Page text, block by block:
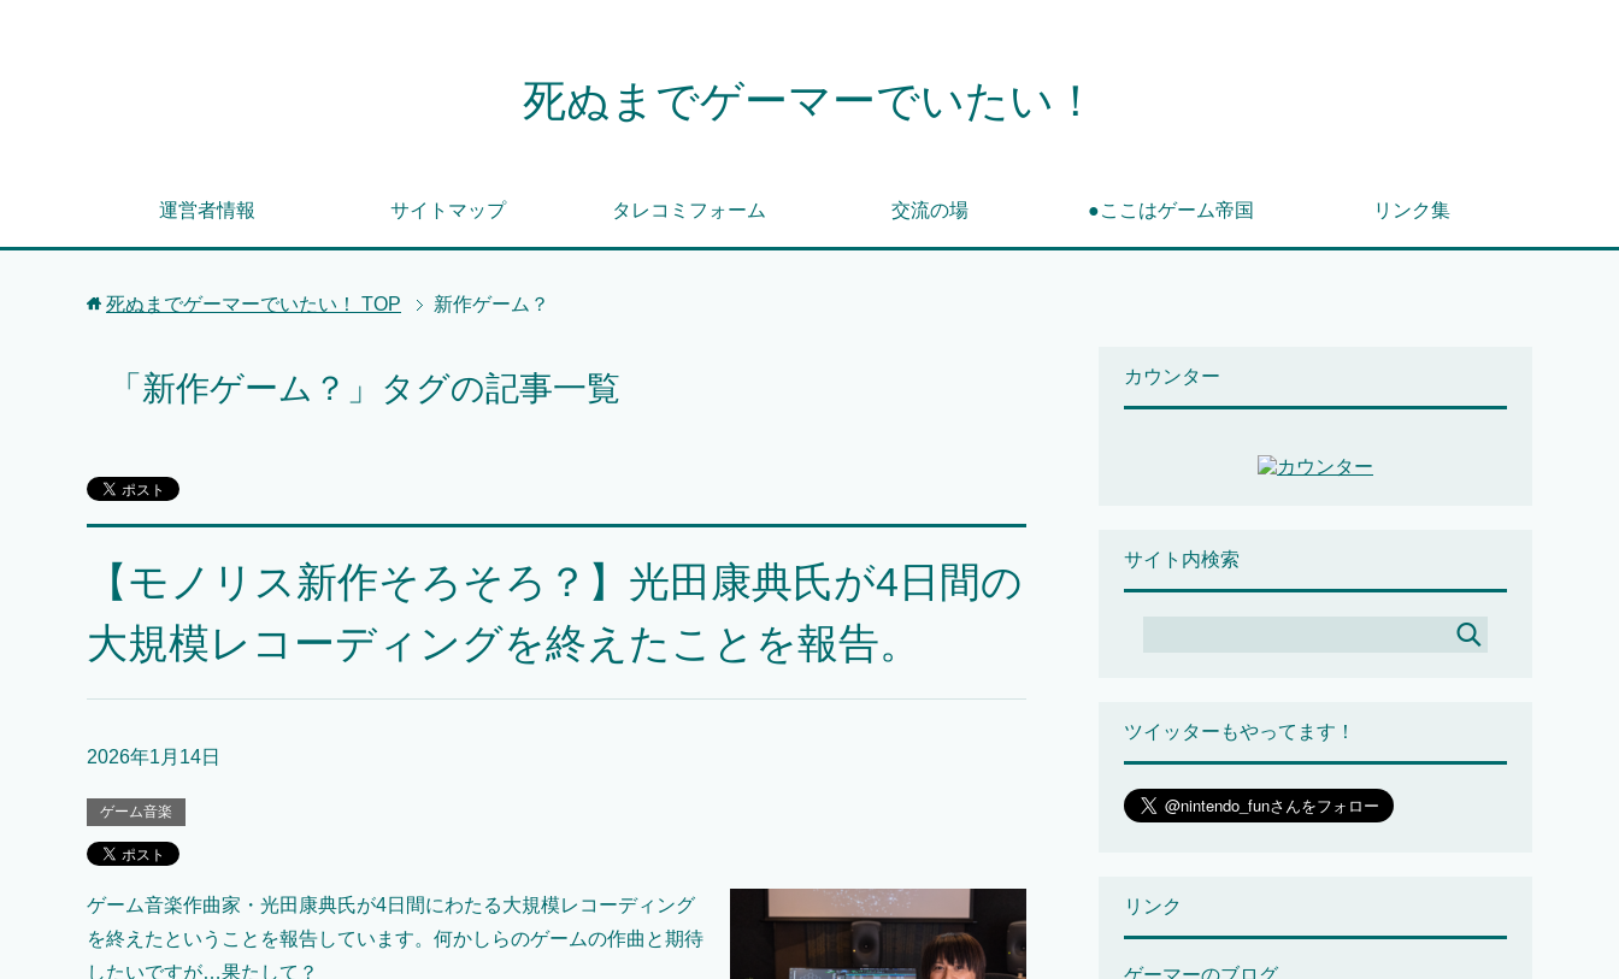
死ぬまでゲーマーでいたい！
運営者情報 サイトマップ タレコミフォーム 交流の場 ●ここはゲーム帝国 リンク集
死ぬまでゲーマーでいたい！ TOP 新作ゲーム？
「新作ゲーム？」タグの記事一覧
【モノリス新作そろそろ？】光田康典氏が4日間の
大規模レコーディングを終えたことを報告。
2026年1月14日
ゲーム音楽
ゲーム音楽作曲家・光田康典氏が4日間にわたる大規模レコーディング
を終えたということを報告しています。何かしらのゲームの作曲と期待
したいですが…果たして？
カウンター
サイト内検索
ツイッターもやってます！
リンク
ゲーマーのブログ